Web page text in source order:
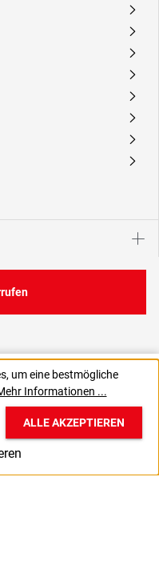
A
A
A
A
A
A
A
A
um eine bestmögliche
Informationen ...
ALLE AKZEPTIEREN
B